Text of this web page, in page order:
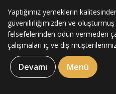
Yaptığımız yemeklerin
güvenilirliğimizden ve
felsefelerinden ödün vermeden
çalışmaları iç ve diş
Devamı Menü